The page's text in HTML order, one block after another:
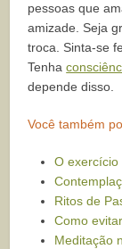
pessoas que
amizade. Seja
troca. Sinta-se
Tenha
depende disso.
Você também
O exercício
Ritos de
Como
Meditação